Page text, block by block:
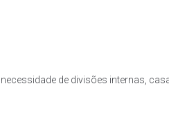
de divisões internas,